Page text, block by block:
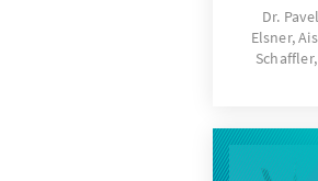
Dr.
Elsner,